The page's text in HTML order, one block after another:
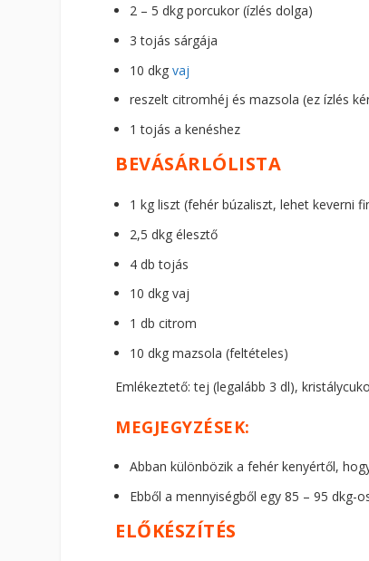
2 – 5 dkg porcukor (ízlés dolga)
3 tojás sárgája
10 dkgvaj
reszelt citromhéj és mazsola (ez ízlés
1 tojás a kenéshez
BEVÁSÁRLÓLISTA
1 kg liszt (fehér búzaliszt, lehet keverni
2,5 dkg élesztő
4 db tojás
10 dkg vaj
1 db citrom
10 dkg mazsola (feltételes)
Emlékeztető: tej (legalább 3 dl),
MEGJEGYZÉSEK:
Abban különbözik a fehér kenyértől,
Ebből a mennyiségből egy 85 – 95 dkg-
ELŐKÉSZÍTÉS